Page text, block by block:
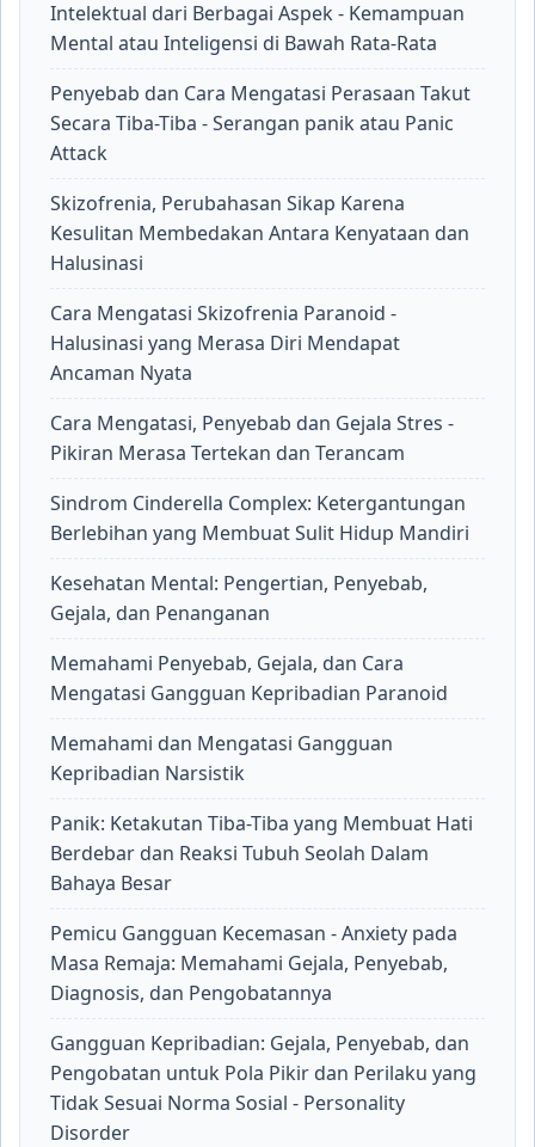
Intelektual dari Berbagai Aspek - Kemampuan
Mental atau Inteligensi di Bawah Rata-Rata
Penyebab dan Cara Mengatasi Perasaan Takut
Secara Tiba-Tiba - Serangan panik atau Panic
Attack
Skizofrenia, Perubahasan Sikap Karena
Kesulitan Membedakan Antara Kenyataan dan
Halusinasi
Cara Mengatasi Skizofrenia Paranoid -
Halusinasi yang Merasa Diri Mendapat
Ancaman Nyata
Cara Mengatasi, Penyebab dan Gejala Stres -
Pikiran Merasa Tertekan dan Terancam
Sindrom Cinderella Complex: Ketergantungan
Berlebihan yang Membuat Sulit Hidup Mandiri
Kesehatan Mental: Pengertian, Penyebab,
Gejala, dan Penanganan
Memahami Penyebab, Gejala, dan Cara
Mengatasi Gangguan Kepribadian Paranoid
Memahami dan Mengatasi Gangguan
Kepribadian Narsistik
Panik: Ketakutan Tiba-Tiba yang Membuat Hati
Berdebar dan Reaksi Tubuh Seolah Dalam
Bahaya Besar
Pemicu Gangguan Kecemasan - Anxiety pada
Masa Remaja: Memahami Gejala, Penyebab,
Diagnosis, dan Pengobatannya
Gangguan Kepribadian: Gejala, Penyebab, dan
Pengobatan untuk Pola Pikir dan Perilaku yang
Tidak Sesuai Norma Sosial - Personality
Disorder